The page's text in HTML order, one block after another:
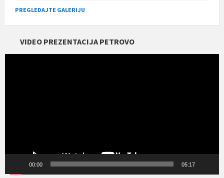
PREGLEDAJTE GALERIJU
VIDEO PREZENTACIJA PETROVO
00:00 05:17